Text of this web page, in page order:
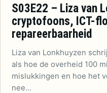
S03E22 – Liza van
cryptofoons, ICT-
repareerbaarheid
Liza van Lonkhuyzen
als hoe de overheid 100
mislukkingen en hoe het
nee…